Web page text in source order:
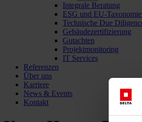
Integrale Beratung
ESG und EU-
Technische Due
Gebäudezertifizierung
Gutachten
Projektmonitoring
IT Services
Referenzen
Über uns
Karriere
News & Events
Kontakt